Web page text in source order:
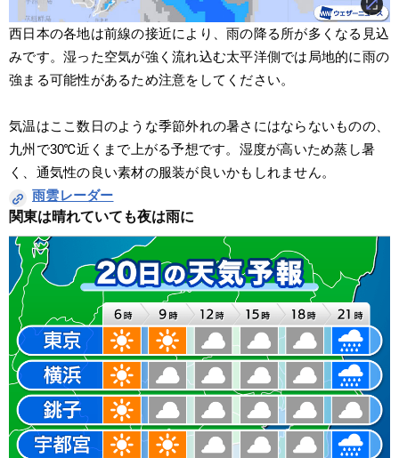
西日本の各地は前線の接近により、雨の降る所が多くなる見込
みです。湿った空気が強く流れ込む太平洋側では局地的に雨の
強まる可能性があるため注意をしてください。
気温はここ数日のような季節外れの暑さにはならないものの、
九州で30℃近くまで上がる予想です。湿度が高いため蒸し暑
く、通気性の良い素材の服装が良いかもしれません。
雨雲レーダー
関東は晴れていても夜は雨に